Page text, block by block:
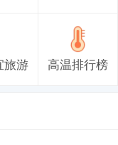
旅游 高温排行榜